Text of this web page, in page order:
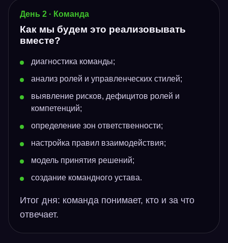
День 2 · Команда
Как мы будем это реализовывать
вместе?
диагностика команды;
анализ ролей и управленческих стилей;
выявление рисков, дефицитов ролей и
компетенций;
определение зон ответственности;
настройка правил взаимодействия;
модель принятия решений;
создание командного устава.
Итог дня: команда понимает, кто и за что
отвечает.